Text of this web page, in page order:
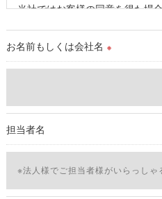
当社ではお客様の同意を得た場
取得した個人情報を第三者に提
外部に委託する場合があります
これらの委託先に対しては個人
適切な監督を行います。
＜個人情報の安全管理＞
当社では、個人情報の漏洩等が
お名前もしくは会社名 ※
担当者名